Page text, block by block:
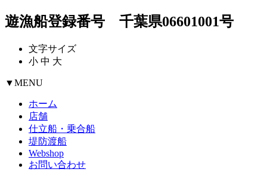
遊漁船登録番号 千葉県06601001号
文字サイズ
小 中 大
▼MENU
ホーム
店舗
仕立船・乗合船
堤防渡船
Webshop
お問い合わせ